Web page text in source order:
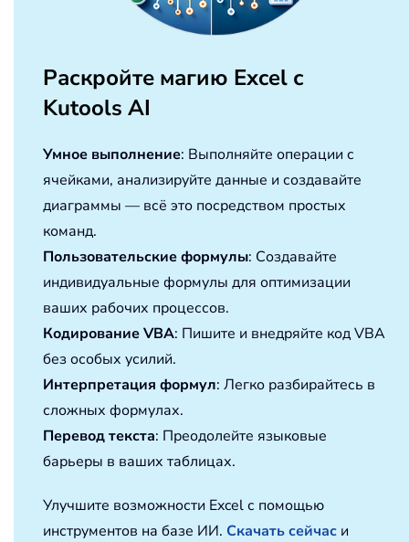
Раскройте магию Excel с
Kutools AI
Умное выполнение: Выполняйте операции с
ячейками, анализируйте данные и создавайте
диаграммы — всё это посредством простых
команд.
Пользовательские формулы: Создавайте
индивидуальные формулы для оптимизации
ваших рабочих процессов.
Кодирование VBA: Пишите и внедряйте код VBA
без особых усилий.
Интерпретация формул: Легко разбирайтесь в
сложных формулах.
Перевод текста: Преодолейте языковые
барьеры в ваших таблицах.
Улучшите возможности Excel с помощью
инструментов на базе ИИ. Скачать сейчас и